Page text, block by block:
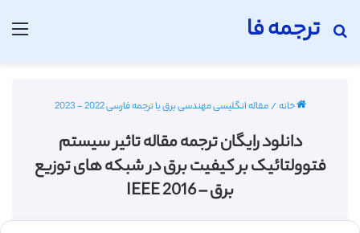
ترجمه فا
جستجو برای
خانه/مقاله انگلیسی مهندسی برق با ترجمه فارسی 2022 - 2023
دانلود رایگان ترجمه مقاله تاثیر سیستم
فتوولتائیک بر کیفیت برق در شبکه های توزیع
برق – IEEE 2016